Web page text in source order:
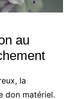
au
la
don matériel.